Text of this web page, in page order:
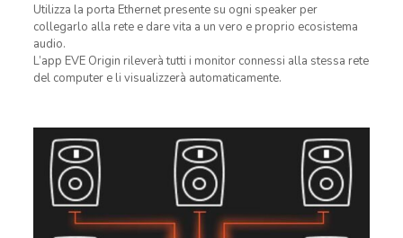
Utilizza la porta Ethernet presente su ogni speaker per
collegarlo alla rete e dare vita a un vero e proprio ecosistema
audio.
L’app EVE Origin rileverà tutti i monitor connessi alla stessa rete
del computer e li visualizzerà automaticamente.